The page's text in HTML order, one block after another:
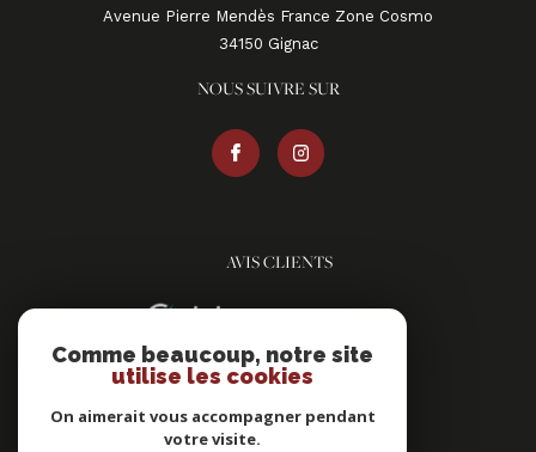
Avenue Pierre Mendès France Zone Cosmo
34150
gignac
NOUS SUIVRE SUR
AVIS CLIENTS
ADHÉRENTS
Comme beaucoup, notre site
utilise les cookies
On aimerait vous accompagner pendant
votre visite.